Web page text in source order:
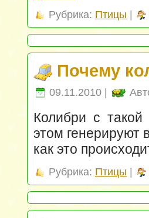
Рубрика: Птицы |
Почему
09.11.2010 |
Колибри с
этом генерируют
как это
Рубрика: Птицы